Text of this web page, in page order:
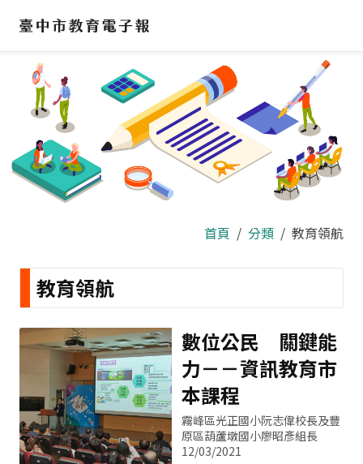
區
首頁 分類 教育領航
教育領航
數位公民 關鍵能
力－－資訊教育市
本課程
霧峰區光正國小阮志偉校長及豐
原區葫蘆墩國小廖昭彥組長
12/03/2021